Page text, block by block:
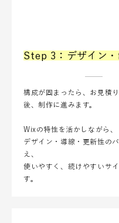
Step 3：デザイン・
構成が固まったら、お見積
後、制作に進みます。
Wixの特性を活かしながら、
デザイン・導線・更新性の
え、
使いやすく、続けやすいサ
す。